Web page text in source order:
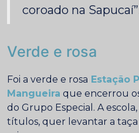
coroado na
Verde e rosa
Foi a verde e rosa Estação
Mangueira que encerrou
do Grupo Especial. A
títulos, quer levantar a